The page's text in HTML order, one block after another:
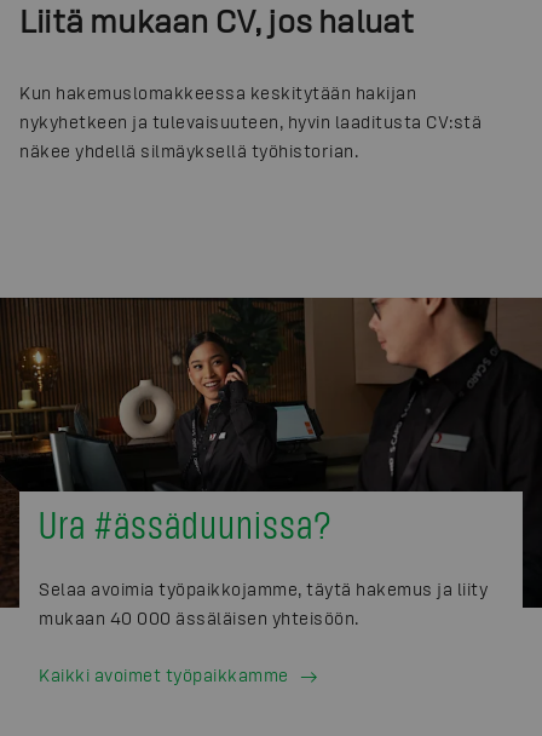
Liitä mukaan CV, jos haluat
Kun hakemuslomakkeessa keskitytään hakijan
nykyhetkeen ja tulevaisuuteen, hyvin laaditusta CV:stä
näkee yhdellä silmäyksellä työhistorian.
Ura #ässäduunissa?
Selaa avoimia työpaikkojamme, täytä hakemus ja liity
mukaan 40 000 ässäläisen yhteisöön.
Kaikki avoimet työpaikkamme